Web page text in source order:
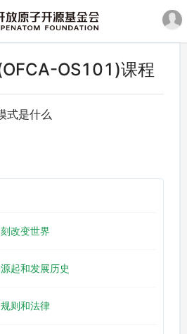
OS101)课程
式是什么
改变世界
起和发展历史
则和法律